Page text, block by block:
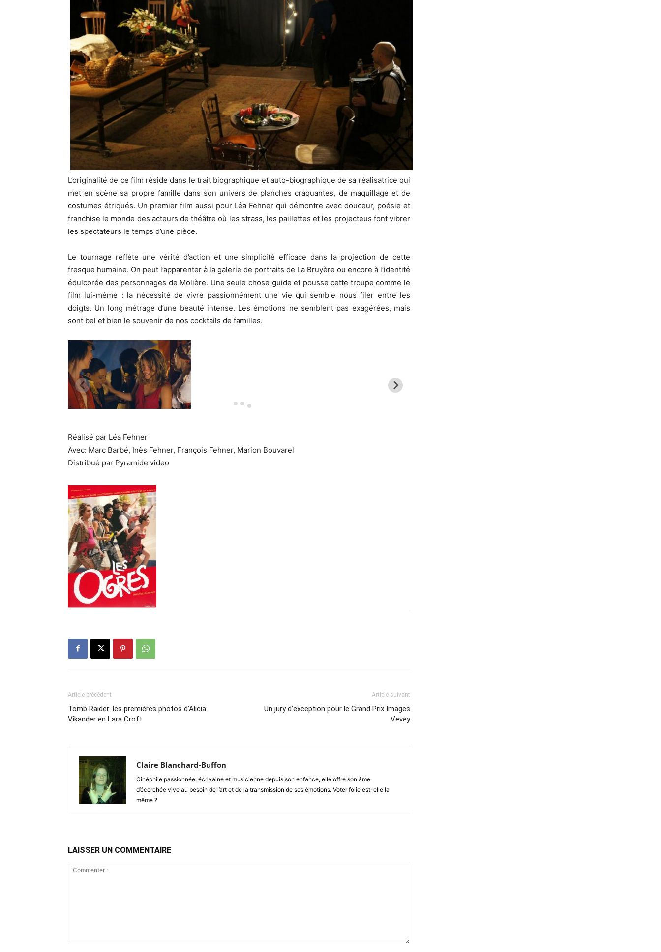
L’originalité de ce film réside dans le trait biographique et auto-biographique de sa réalisatrice qui
met en scène sa propre famille dans son univers de planches craquantes, de maquillage et de
costumes étriqués. Un premier film aussi pour Léa Fehner qui démontre avec douceur, poésie et
franchise le monde des acteurs de théâtre où les strass, les paillettes et les projecteus font vibrer
les spectateurs le temps d’une pièce.
Le tournage reflète une vérité d’action et une simplicité efficace dans la projection de cette
fresque humaine. On peut l’apparenter à la galerie de portraits de La Bruyère ou encore à l’identité
édulcorée des personnages de Molière. Une seule chose guide et pousse cette troupe comme le
film lui-même : la nécessité de vivre passionnément une vie qui semble nous filer entre les
doigts. Un long métrage d’une beauté intense. Les émotions ne semblent pas exagérées, mais
sont bel et bien le souvenir de nos cocktails de familles.
Réalisé par Léa Fehner
Avec: Marc Barbé, Inès Fehner, François Fehner, Marion Bouvarel
Distribué par Pyramide video
Article précédent
Tomb Raider: les premières photos d’Alicia
Vikander en Lara Croft
Article suivant
Un jury d’exception pour le Grand Prix Images
Vevey
Claire Blanchard-Buffon
Cinéphile passionnée, écrivaine et musicienne depuis son enfance, elle offre son âme
d’écorchée vive au besoin de l’art et de la transmission de ses émotions. Voter folie est-elle la
même ?
LAISSER UN COMMENTAIRE